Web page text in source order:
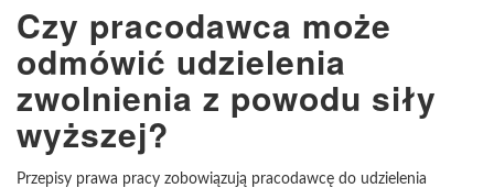
Czy pracodawca może
odmówić udzielenia
zwolnienia z powodu siły
wyższej?
Przepisy prawa pracy zobowiązują pracodawcę do udzielenia